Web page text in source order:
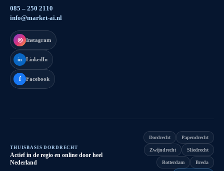
085 – 250 2110
info@market-ai.nl
◎ Instagram
in LinkedIn
f Facebook
THUISBASIS DORDRECHT
Actief in de regio en online door heel
Nederland
Dordrecht Papendrecht
Zwijndrecht Sliedrecht
Rotterdam Breda